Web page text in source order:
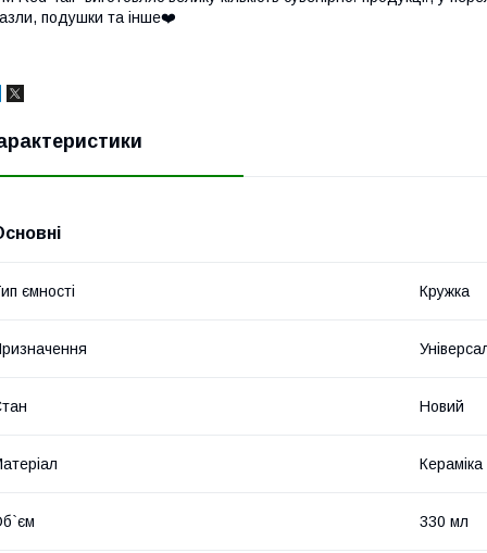
подушки та інше❤️
ємності Кружка
Новий
Кераміка
330 мл